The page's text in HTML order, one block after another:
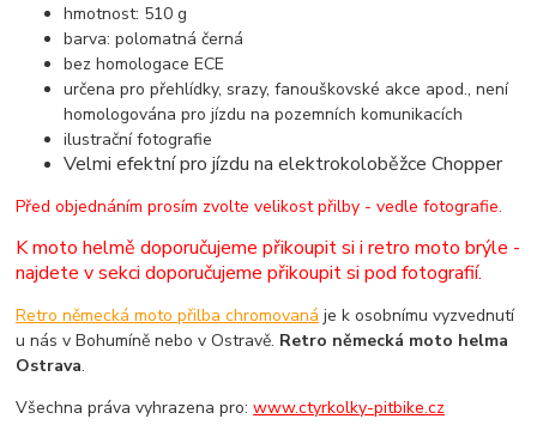
hmotnost: 510 g
barva: polomatná černá
bez homologace ECE
určena pro přehlídky, srazy, fanouškovské akce apod., není
homologována pro jízdu na pozemních komunikacích
ilustrační fotografie
Velmi efektní pro jízdu na elektrokoloběžce Chopper
Před objednáním prosím zvolte velikost přilby - vedle fotografie.
K moto helmě doporučujeme přikoupit si i retro moto brýle -
najdete v sekci doporučujeme přikoupit si pod fotografií.
Retro německá moto přilba chromovaná je k osobnímu vyzvednutí
u nás v Bohumíně nebo v Ostravě. Retro německá moto helma
Ostrava.
Všechna práva vyhrazena pro:www.ctyrkolky-pitbike.cz